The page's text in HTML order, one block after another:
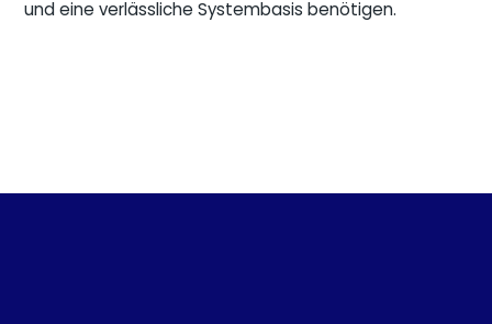
und eine verlässliche Systembasis benötigen.